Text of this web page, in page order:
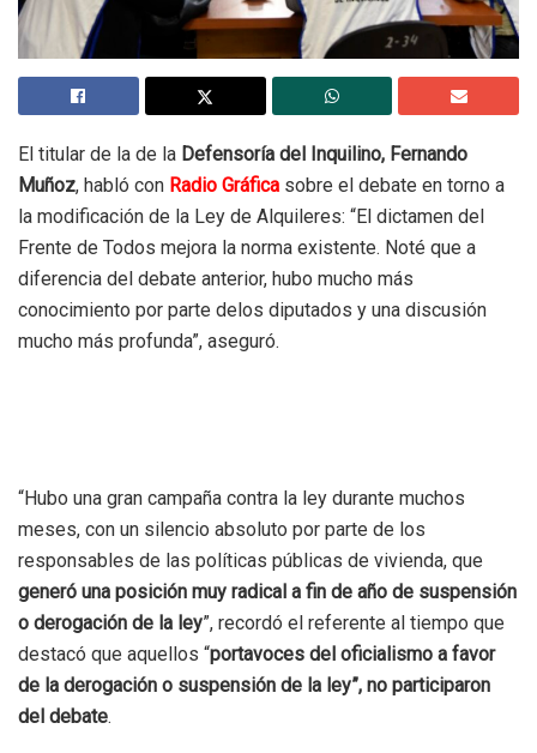
El titular de la de la Defensoría del Inquilino, Fernando
Muñoz, habló con Radio Gráfica sobre el debate en torno a
la modificación de la Ley de Alquileres: “El dictamen del
Frente de Todos mejora la norma existente. Noté que a
diferencia del debate anterior, hubo mucho más
conocimiento por parte delos diputados y una discusión
mucho más profunda”, aseguró.
“Hubo una gran campaña contra la ley durante muchos
meses, con un silencio absoluto por parte de los
responsables de las políticas públicas de vivienda, que
generó una posición muy radical a fin de año de suspensión
o derogación de la ley”, recordó el referente al tiempo que
destacó que aquellos “portavoces del oficialismo a favor
de la derogación o suspensión de la ley”, no participaron
del debate.